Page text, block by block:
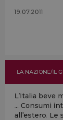
19.07.2011
LA NAZIONE/IL
L’Italia beve
... Consumi
all’estero. Le